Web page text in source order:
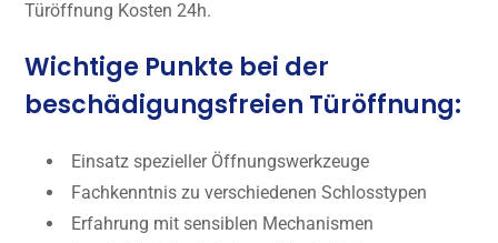
Türöffnung Kosten 24h.
Wichtige Punkte bei der
beschädigungsfreien Türöffnung:
Einsatz spezieller Öffnungswerkzeuge
Fachkenntnis zu verschiedenen Schlosstypen
Erfahrung mit sensiblen Mechanismen